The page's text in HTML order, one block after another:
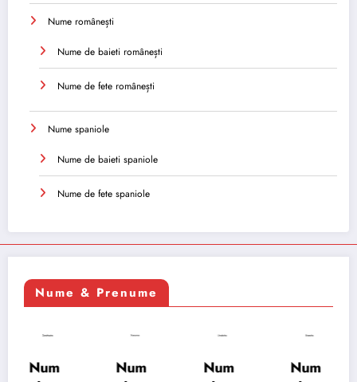
Nume românești
Nume de baieti românești
Nume de fete românești
Nume spaniole
Nume de baieti spaniole
Nume de fete spaniole
Nume & Prenume
Num
Num
Num
Num